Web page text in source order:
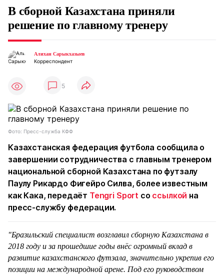
В сборной Казахстана приняли
решение по главному тренеру
Алихан Сарыкхазыев
Корреспондент
5
Фото: Пресс-служба КФФ
Казахстанская федерация футбола сообщила о
завершении сотрудничества с главным тренером
национальной сборной Казахстана по футзалу
Паулу Рикардо Фигейро Силва, более известным
как Кака, передаёт Tengri Sport со ссылкой на
пресс-службу федерации.
"Бразильский специалист возглавил сборную Казахстана в
2018 году и за прошедшие годы внёс огромный вклад в
развитие казахстанского футзала, значительно укрепив его
позиции на международной арене. Под его руководством